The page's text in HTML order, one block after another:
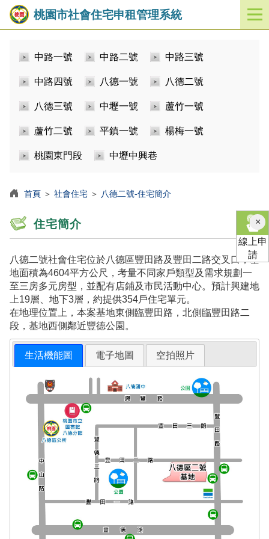
桃園市社會住宅申租管理系統
開
啟
中路一號 中路二號 中路三號
中路四號 八德一號 八德二號
八德三號 中壢一號 蘆竹一號
蘆竹二號 平鎮一號 楊梅一號
桃園東門段 中壢中興巷
首頁 ＞ 社會住宅 ＞ 八德二號-住宅簡介
住宅簡介
八德二號社會住宅位於八德區豐田路及豐田二路交叉口，基
地面積為4604平方公尺，考量不同家戶類型及需求規劃一
至三房多元房型，並配有店鋪及市民活動中心。預計興建地
上19層、地下3層，約提供354戶住宅單元。
在地理位置上，本案基地東側臨豐田路，北側臨豐田路二
段，基地西側鄰近豐德公園。
生活機能圖 電子地圖 空拍照片
×關
閉
線上申
請